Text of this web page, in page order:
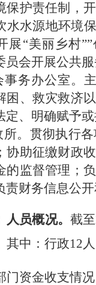
保护责任制，
水水源地环境
展“美丽乡村””
员会开展公共
事务办公室。
困、救灾救济
定、明确赋予
所。贯彻执行
协助征缴财政
的监督管理；
责财务信息公开
人员概况。 截至
其中：行政12
门资金收支情况